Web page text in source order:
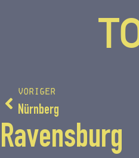
VORIGER
Nürnberg
Ravensburg